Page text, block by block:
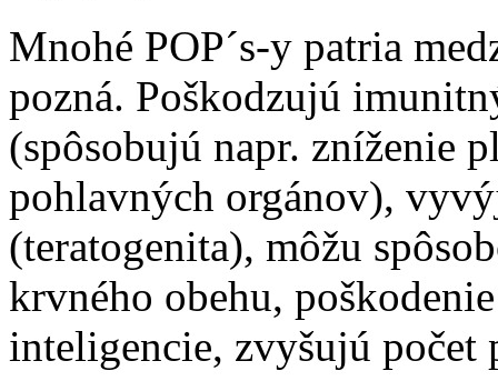
Mnohé POP´s-y patria
pozná. Poškodzujú
(spôsobujú napr. zníženie
pohlavných orgánov),
(teratogenita), môžu
krvného obehu,
inteligencie, zvyšujú